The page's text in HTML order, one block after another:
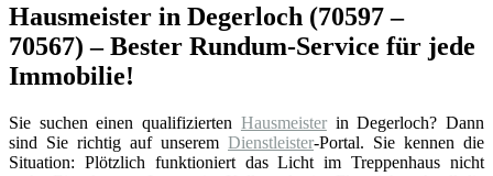
Hausmeister in Degerloch (70597 –
70567) – Bester Rundum-Service für jede
Immobilie!
Sie suchen einen qualifizierten Hausmeisterin Degerloch? Dann
sind Sie richtig auf unserem Dienstleister-Portal. Sie kennen die
Situation: Plötzlich funktioniert das Licht im Treppenhaus nicht